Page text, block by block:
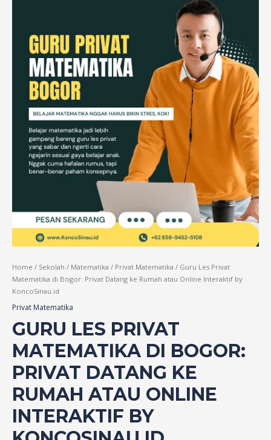
Home / Sekolah / Matematika / Privat Matematika / Guru Les Privat
Matematika di Bogor: Privat Datang ke Rumah atau Online Interaktif by
KoncoSinau.id
Privat Matematika
GURU LES PRIVAT
MATEMATIKA DI BOGOR:
PRIVAT DATANG KE
RUMAH ATAU ONLINE
INTERAKTIF BY